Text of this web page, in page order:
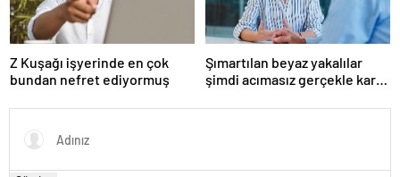
Z Kuşağı işyerinde en çok
bundan nefret ediyormuş
Şımartılan beyaz yakalılar
şimdi acımasız gerçekle karşı